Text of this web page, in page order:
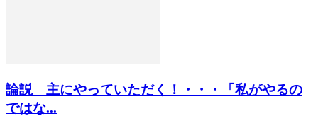
論説 主にやっていただく！・・・「私がやるの
ではな...